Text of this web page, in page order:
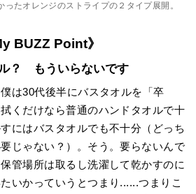
たオレンジのストライプの２タイプ展開。
BUZZ Point》
？ もういらないです
は30代後半にバスタオルを「卒
くだけなら普通のハンドタオルで十
にはバスタオルでも不十分（どっち
じゃない？）。そう。要らないんで
管場所は取るし洗濯して乾かすのに
いかっていうとつまり......つまりこ